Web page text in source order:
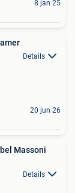
8 jan 25
Details
20 jun 26
Massoni
Details